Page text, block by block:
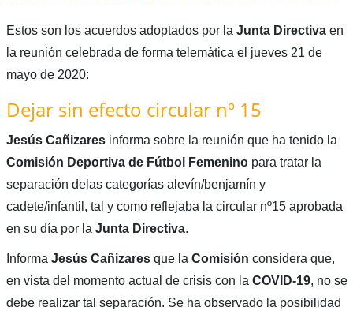
Estos son los acuerdos adoptados por la Junta Directivaen
la reunión celebrada de forma telemática el jueves 21 de
mayo de 2020:
Dejar sin efecto circular nº 15
Jesús Cañizaresinforma sobre la reunión que ha tenido la
Comisión Deportiva de Fútbol Femeninopara tratar la
separación delas categorías alevín/benjamín y
cadete/infantil, tal y como reflejaba la circular nº15 aprobada
en su día por la Junta Directiva.
Informa Jesús Cañizaresque la Comisión considera que,
en vista del momento actual de crisis con la COVID-19, no se
debe realizar tal separación. Se ha observado la posibilidad